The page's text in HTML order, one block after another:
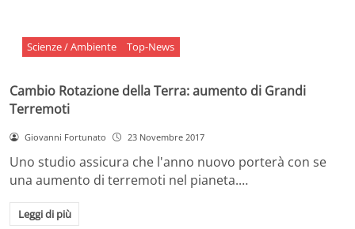
Scienze / Ambiente Top-News
Cambio Rotazione della Terra: aumento di Grandi
Terremoti
Giovanni Fortunato 23 Novembre 2017
Uno studio assicura che l'anno nuovo porterà con se
una aumento di terremoti nel pianeta.…
Leggi di più